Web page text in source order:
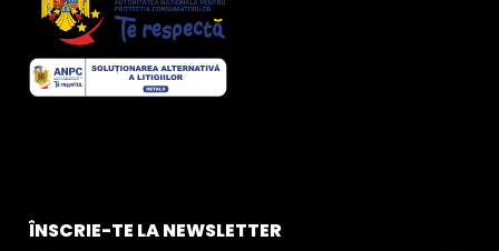
ÎNSCRIE-TE LA NEWSLETTER